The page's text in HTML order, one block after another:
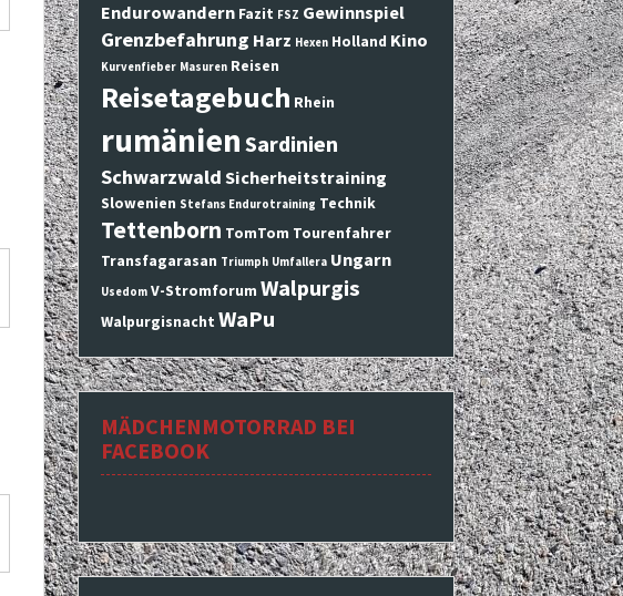
Endurowandern Fazit FSZ Gewinnspiel
Grenzbefahrung Harz Hexen Holland Kino
Kurvenfieber Masuren Reisen
Reisetagebuch Rhein
rumänienSardinien
Schwarzwald Sicherheitstraining
Slowenien Stefans Endurotraining Technik
Tettenborn TomTom Tourenfahrer
Transfagarasan Triumph Umfallera Ungarn
Usedom V-Stromforum Walpurgis
Walpurgisnacht WaPu
MÄDCHENMOTORRAD BEI
FACEBOOK